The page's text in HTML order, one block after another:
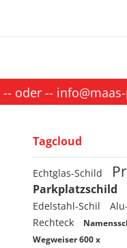
-- oder --
Tagcloud
Echtglas-Schild
Parkplatzschild
Edelstahl-Schil
Rechteck
Wegweiser 600 x